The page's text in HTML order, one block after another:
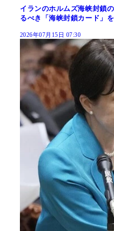
イランのホルムズ海峡封鎖
るべき「海峡封鎖カード」
2026年07月15日 07:30